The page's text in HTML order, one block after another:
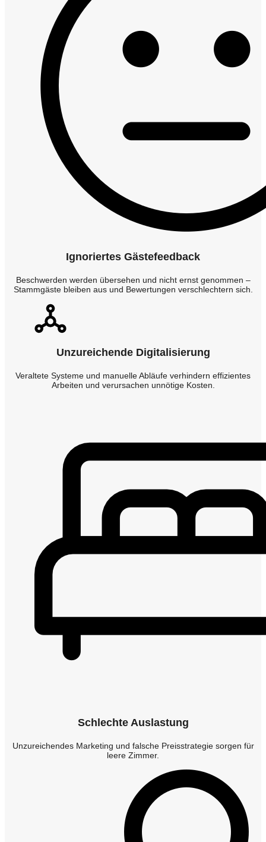
Ignoriertes Gästefeedback
Beschwerden werden übersehen und nicht ernst genommen –
Stammgäste bleiben aus und Bewertungen verschlechtern sich.
Unzureichende Digitalisierung
Veraltete Systeme und manuelle Abläufe verhindern effizientes
Arbeiten und verursachen unnötige Kosten.
Schlechte Auslastung
Unzureichendes Marketing und falsche Preisstrategie sorgen für
leere Zimmer.